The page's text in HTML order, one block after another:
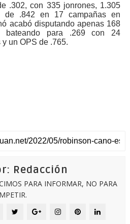
.302, con 335 jonrones, 1.305
de .842 en 17 campañas en
acabó disputando apenas 168
bateando para .269 con 24
un OPS de .765.
Redacción
PARA INFORMAR, NO PARA